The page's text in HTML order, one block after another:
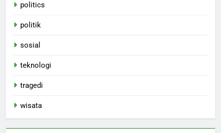
politics
politik
sosial
teknologi
tragedi
wisata